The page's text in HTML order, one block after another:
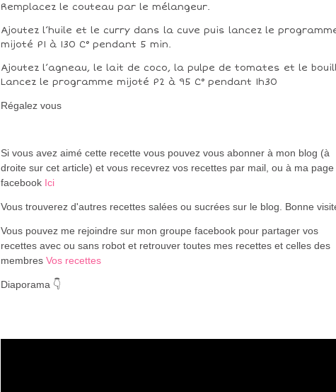
Remplacez le couteau par le mélangeur.
Ajoutez l’huile et le curry dans la cuve puis lancez le
mijoté P1 à 130 C° pendant 5 min.
Ajoutez l’agneau, le lait de coco, la pulpe de tomates et le
Lancez le programme mijoté P2 à 95 C° pendant 1h30
Régalez vous
Si vous avez aimé cette recette vous pouvez vous abonner à mon blog (à
droite sur cet article) et vous recevrez vos recettes par mail, ou à ma page
facebook Ici
Vous trouverez d'autres recettes salées ou sucrées sur le blog. Bonne
Vous pouvez me rejoindre sur mon groupe facebook pour partager vos
recettes avec ou sans robot et retrouver toutes mes recettes et celles des
membres Vos recettes
Diaporama 👇